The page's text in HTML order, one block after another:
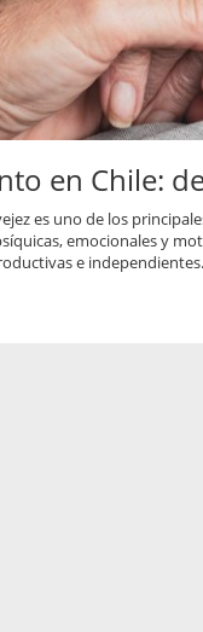
en Chile:
es uno de los
emocionales y
e independientes.
propaga a un gran